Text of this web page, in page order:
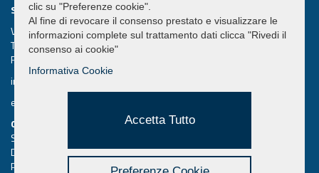
SEDE LEGALE
Via Piane, 25/A – 47853 Coriano – Rimini (RN) – Italy
Tel. +39 0541 657285
Fax +39 0541 657605
info@elephant.it
elephant@legalmail.it
QUICK MENU
Sollevatori a Ventosa
Download Cataloghi
Privacy utenti del sito
clic su "Preferenze cookie".
Al fine di revocare il consenso prestato e visualizzare le
informazioni complete sul trattamento dati clicca "Rivedi il
consenso ai cookie"
Informativa Cookie
Accetta Tutto